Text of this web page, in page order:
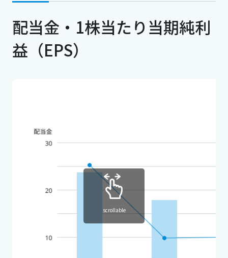
配当金・1株当たり当期純利
益（EPS）
scrollable